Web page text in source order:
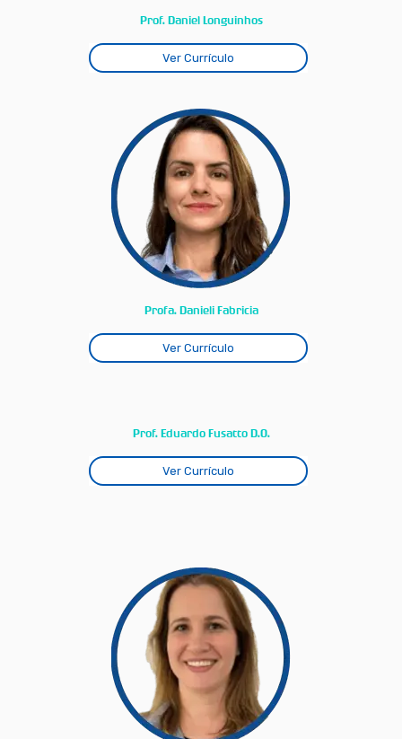
Prof. Daniel Longuinhos
Ver Currículo
Profa. Danieli Fabricia
Ver Currículo
Prof. Eduardo Fusatto D.O.
Ver Currículo